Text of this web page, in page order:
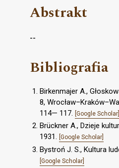
Abstrakt
--
Bibliografia
Birkenmajer A.,
8,
114— 117.
[Google Scholar]
Brückner A., Dzieje
1931. [Google Scholar]
Bystroń J. S., Kultura
[Google Scholar]